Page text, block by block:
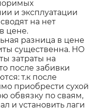
и эксплуатации
на нет
цене.
разница в цене
существенна. НО
затраты на
после забивки
т.к после
приобрести сухой
обвязку по сваям,
и установить лаги